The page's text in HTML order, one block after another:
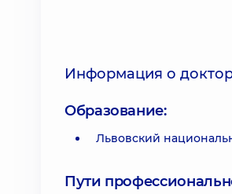
Информация о
Образование:
Львовский
Пути